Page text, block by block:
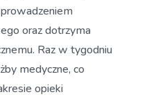
oraz dotrzyma
Raz w tygodniu
medyczne, co
opieki